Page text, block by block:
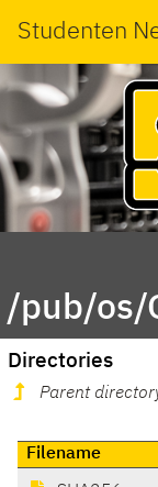
Studenten
/pub/os/
Directories
Parent
Filename